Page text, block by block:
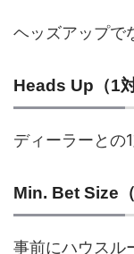
ヘッズアップで
Heads Up（1対
ディーラーとの
Min. Bet Size
事前にハウスル